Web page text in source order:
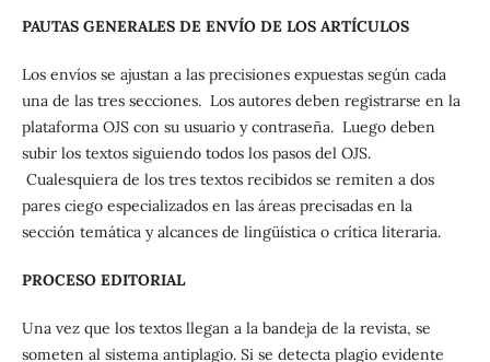
PAUTAS GENERALES DE ENVÍO DE LOS ARTÍCULOS
Los envíos se ajustan a las precisiones expuestas según cada
una de las tres secciones. Los autores deben registrarse en la
plataforma OJS con su usuario y contraseña. Luego deben
subir los textos siguiendo todos los pasos del OJS.
Cualesquiera de los tres textos recibidos se remiten a dos
pares ciego especializados en las áreas precisadas en la
sección temática y alcances de lingüística o crítica literaria.
PROCESO EDITORIAL
Una vez que los textos llegan a la bandeja de la revista, se
someten al sistema antiplagio. Si se detecta plagio evidente